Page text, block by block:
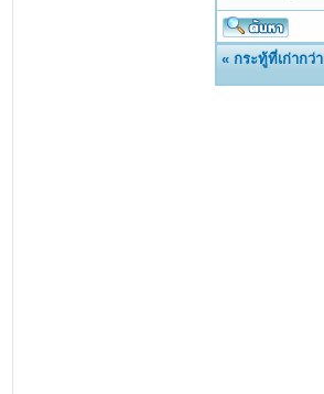
«กระทู้ที่เก่ากว่า